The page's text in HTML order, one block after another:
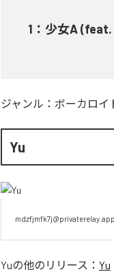
1 ： 少女A
ジャンル： ボーカロイ
Yu
Yuの他のリリース： Yu